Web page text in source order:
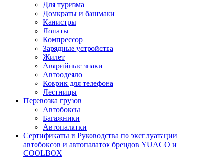
Для туризма
Домкраты и башмаки
Канистры
Лопаты
Компрессор
Зарядные устройства
Жилет
Аварийные знаки
Автоодеяло
Коврик для телефона
Лестницы
Перевозка грузов
Автобоксы
Багажники
Автопалатки
Сертификаты и Руководства по эксплуатации
автобоксов и автопалаток брендов YUAGO и
COOLBOX